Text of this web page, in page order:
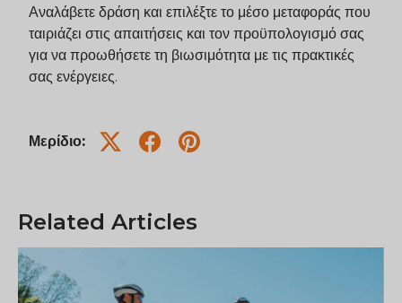
Αναλάβετε δράση και επιλέξτε το μέσο μεταφοράς που
ταιριάζει στις απαιτήσεις και τον προϋπολογισμό σας
για να προωθήσετε τη βιωσιμότητα με τις πρακτικές
σας ενέργειες.
Μερίδιο:
Related Articles